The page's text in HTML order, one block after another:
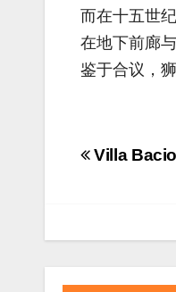
而在十五世
在地下前廊
鉴于合议，
Villa